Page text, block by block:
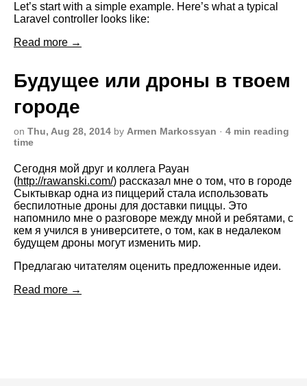
Let’s start with a simple example. Here’s what a typical
Laravel controller looks like:
Read more →
Будущее или дроны в твоем
городе
on Thu, Aug 28, 2014 by Armen Markossyan · 4 min reading
time
Сегодня мой друг и коллега Рауан
(http://rawanski.com/) рассказал мне о том, что в городе
Сыктывкар одна из пиццерий стала использовать
беспилотные дроны для доставки пиццы. Это
напомнило мне о разговоре между мной и ребятами, с
кем я учился в университете, о том, как в недалеком
будущем дроны могут изменить мир.
Предлагаю читателям оценить предложенные идеи.
Read more →